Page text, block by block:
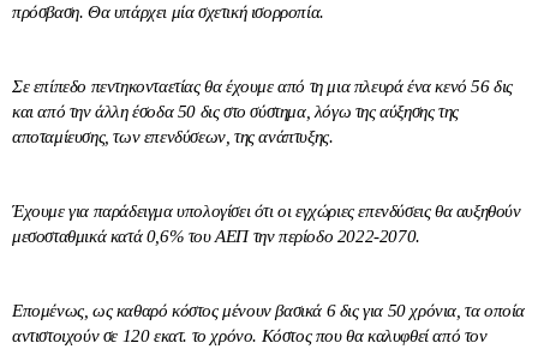
πρόσβαση. Θα υπάρχει μία σχετική ισορροπία.
Σε επίπεδο πεντηκονταετίας θα έχουμε από τη μια πλευρά ένα κενό 56 δις
και από την άλλη έσοδα 50 δις στο σύστημα, λόγω της αύξησης της
αποταμίευσης, των επενδύσεων, της ανάπτυξης.
Έχουμε για παράδειγμα υπολογίσει ότι οι εγχώριες επενδύσεις θα αυξηθούν
μεσοσταθμικά κατά 0,6% του ΑΕΠ την περίοδο 2022-2070.
Επομένως, ως καθαρό κόστος μένουν βασικά 6 δις για 50 χρόνια, τα οποία
αντιστοιχούν σε 120 εκατ. το χρόνο. Κόστος που θα καλυφθεί από τον